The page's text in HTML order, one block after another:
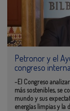
Petronor y el
congreso
-El Congreso
más sostenibles, se
mundo y sus
energías limpias y la